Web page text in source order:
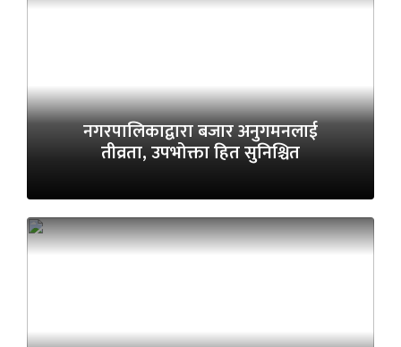
नगरपालिकाद्वारा बजार अनुगमनलाई
तीव्रता, उपभोक्ता हित सुनिश्चित